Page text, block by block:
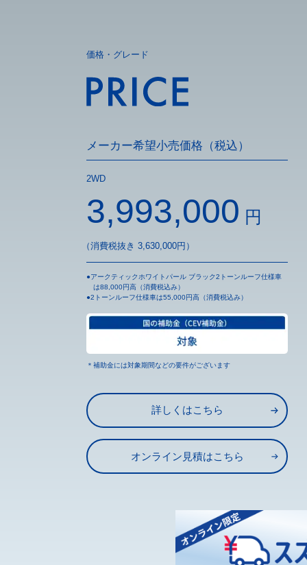
価格・グレード
メーカー希望小売価格（税込）
2WD
3,993,000 円
（消費税抜き 3,630,000円）
●アークティックホワイトパール ブラック2トーンルーフ仕様車
は88,000円高（消費税込み）
●2トーンルーフ仕様車は55,000円高（消費税込み）
＊補助金には対象期間などの要件がございます
詳しくはこちら
オンライン見積はこちら